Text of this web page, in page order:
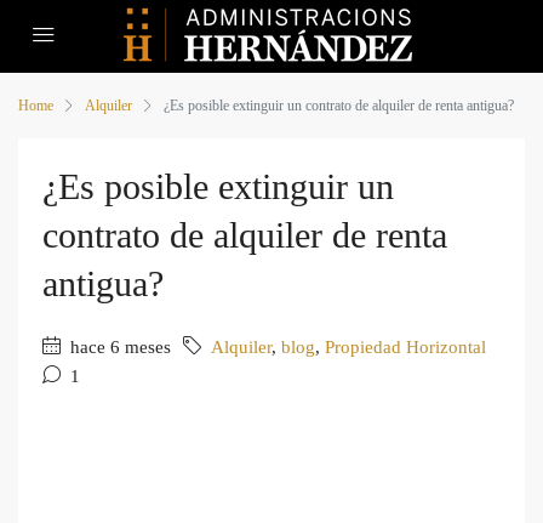
Home Alquiler ¿Es posible extinguir un contrato de alquiler de renta antigua?
¿Es posible extinguir un
contrato de alquiler de renta
antigua?
hace 6 meses Alquiler, blog, Propiedad Horizontal
1